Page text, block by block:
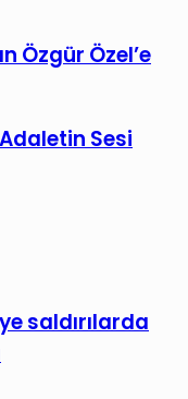
Özgür Özel’e
Sesi
saldırılarda